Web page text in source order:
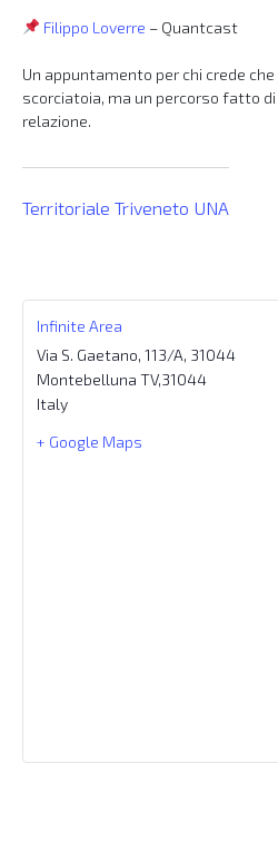
Filippo Loverre – Quantcast
Un appuntamento per chi crede
scorciatoia, ma un percorso fatto
relazione.
Territoriale Triveneto UNA
Infinite Area
Via S. Gaetano, 113/A, 31044
Montebelluna TV,31044
Italy
+ Google Maps